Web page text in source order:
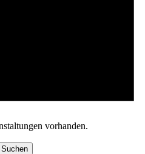
vorhanden.
Suchen